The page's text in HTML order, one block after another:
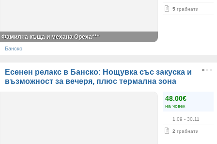
5 грабнати
Фамилна къща и механа Ореха***
Банско
Есенен релакс в Банско: Нощувка със закуска и
възможност за вечеря, плюс термална зона
48.00€
на човек
1.09 - 30.11
2 грабнати